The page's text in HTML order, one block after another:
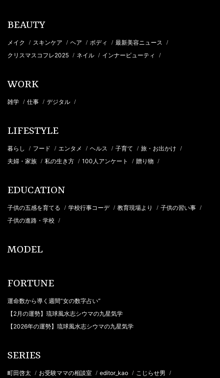
BEAUTY
メイク / スキンケア / ヘア / ボディ / 最新美容ニュース /
クリスマスコフレ2025 / ネイル / インナービューティ /
WORK
雑学 / 仕事 / デジタル /
LIFESTYLE
暮らし / フード / エンタメ / ヘルス / 子育て / 旅・お出かけ /
夫婦・家族 / 私の生き方 / 100人アンケート / 贈り物 /
EDUCATION
子供の五感を育てる / 学校行事コーデ / 教育現場より / 子供の習い事 /
子供の進路・学校 /
MODEL
FORTUNE
運命数から導く週間“女の数字占い”
【2月の運勢】琉球風水志シウマの九星気学
【2026年の運勢】琉球風水志シウマの九星気学
SERIES
町田啓太 / お受験ママの相談室 / editor_kao / こじらせ男 /